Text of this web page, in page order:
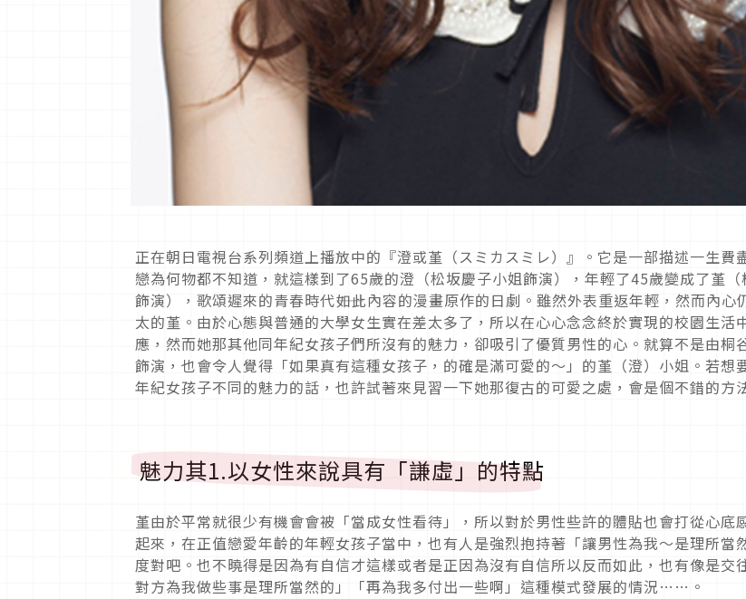
正在朝日電視台系列頻道上播放中的『澄或堇（スミカスミレ）』。它是一部描述一生費
戀為何物都不知道，就這樣到了65歲的澄（松坂慶子小姐飾演），年輕了45歲變成了堇
飾演），歌頌遲來的青春時代――如此內容的漫畫原作的日劇。雖然外表重返年輕，然而內心
太的堇。由於心態與普通的大學女生實在差太多了，所以在心心念念終於實現的校園生活
應，然而她那其他同年紀女孩子們所沒有的魅力，卻吸引了優質男性的心。就算不是由桐
飾演，也會令人覺得「如果真有這種女孩子，的確是滿可愛的〜」的堇（澄）小姐。若想
年紀女孩子不同的魅力的話，也許試著來見習一下她那復古的可愛之處，會是個不錯的方
魅力其1.以女性來說具有「謙虛」的特點
堇由於平常就很少有機會會被「當成女性看待」，所以對於男性些許的體貼也會打從心底
起來，在正值戀愛年齡的年輕女孩子當中，也有人是強烈抱持著「讓男性為我〜是理所當
度對吧。也不曉得是因為有自信才這樣或者是正因為沒有自信所以反而如此，也有像是交
對方為我做些事是理所當然的」「再為我多付出一些啊」這種模式發展的情況……。